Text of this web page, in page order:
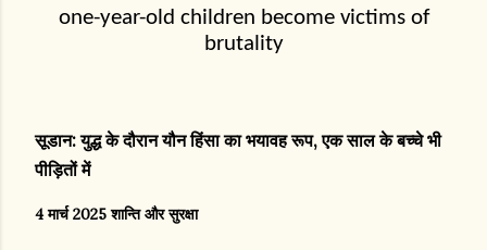
one-year-old children become victims of
brutality
सूडान: युद्ध के दौरान यौन हिंसा का भयावह रूप, एक साल के बच्चे भी
पीड़ितों में
4 मार्च 2025 शान्ति और सुरक्षा